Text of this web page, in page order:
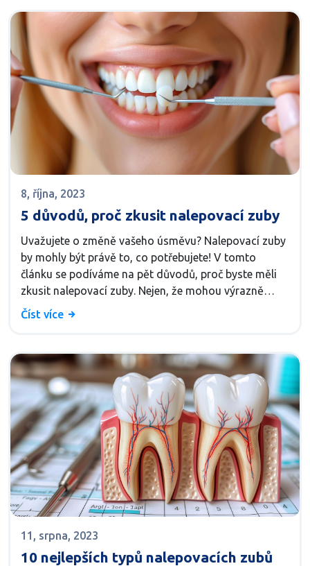
8, října, 2023
5 důvodů, proč zkusit nalepovací zuby
Uvažujete o změně vašeho úsměvu? Nalepovací zuby
by mohly být právě to, co potřebujete! V tomto
článku se podíváme na pět důvodů, proč byste měli
zkusit nalepovací zuby. Nejen, že mohou výrazně
zlepšit tvůj úsměv, ale mohou také přispět k lepšímu
stomatologické procedury.
Číst více
11, srpna, 2023
10 nejlepších typů nalepovacích zubů